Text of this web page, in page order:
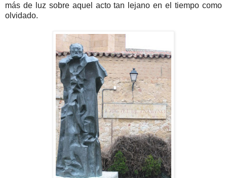
más de luz sobre aquel acto tan lejano en el tiempo como
olvidado.